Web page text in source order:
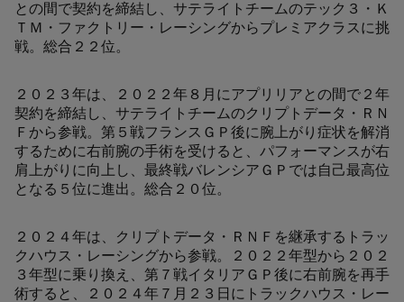
との間で契約を締結し、サテライトチームのテック３・Ｋ
ＴＭ・ファクトリー・レーシングからプレミアクラスに挑
戦。総合２２位。
２０２３年は、２０２２年８月にアプリリアとの間で２年
契約を締結し、サテライトチームのクリプトデータ・ＲＮ
Ｆから参戦。第５戦フランスＧＰ後に腕上がり症状を解消
するために右前腕の手術を受けると、パフォーマンスが右
肩上がりに向上し、最終戦バレンシアＧＰでは自己最高位
となる５位に進出。総合２０位。
２０２４年は、クリプトデータ・ＲＮＦを継承するトラッ
クハウス・レーシングから参戦。２０２２年型から２０２
３年型に乗り換え、第７戦イタリアＧＰ後に右前腕を再手
術すると、２０２４年７月２３日にトラックハウス・レー